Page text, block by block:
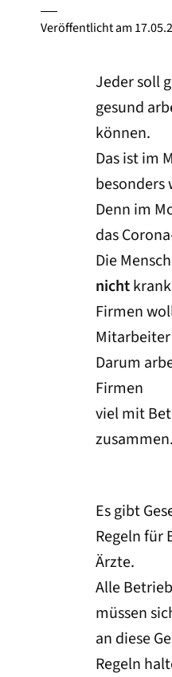
Veröffentlicht am
Jeder soll
gesund
können.
Das ist im
besonders
Denn im
das
Die
nicht
Firmen
Darum
Firmen
viel mit
zusammen.
Es gibt
Regeln für
Ärzte.
Alle
müssen
an diese
Regeln